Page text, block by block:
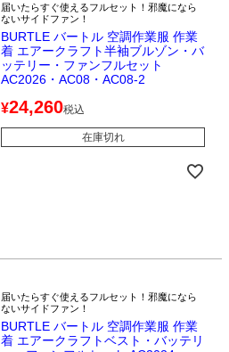
届いたらすぐ使えるフルセット！邪魔になら
ないサイドファン！
BURTLE バートル 空調作業服 作業
着 エアークラフト半袖ブルゾン・バ
ッテリー・ファンフルセット
AC2026・AC08・AC08-2
¥24,260税込
在庫切れ
届いたらすぐ使えるフルセット！邪魔になら
ないサイドファン！
BURTLE バートル 空調作業服 作業
着 エアークラフトベスト・バッテリ